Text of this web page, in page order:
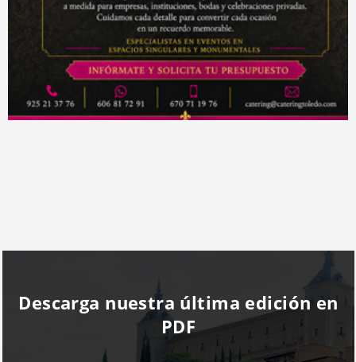
Descarga nuestra última edición en
PDF